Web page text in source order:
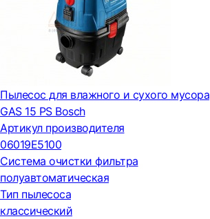
Пылесос для влажного и сухого мусора
GAS 15 PS Bosch
Артикул производителя
06019E5100
Система очистки фильтра
полуавтоматическая
Тип пылесоса
классический